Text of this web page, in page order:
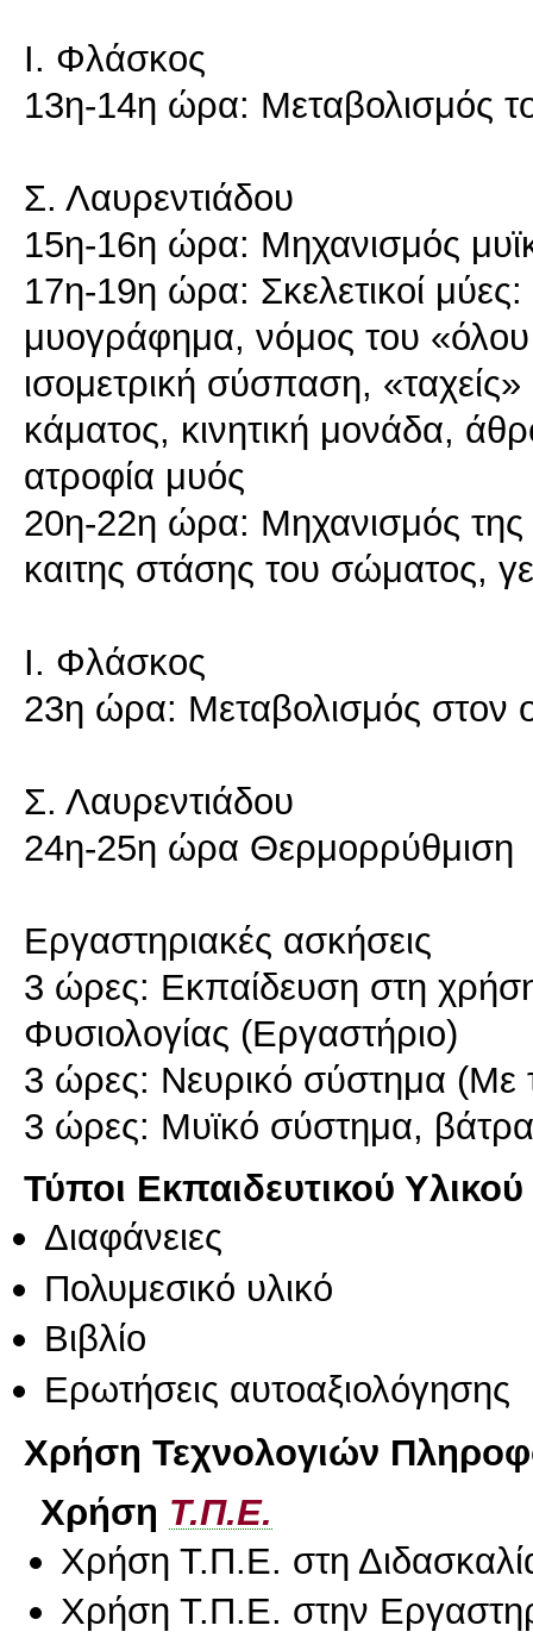
Ι. Φλάσκος
13η-14η ώρα: Μεταβολισμός
Σ. Λαυρεντιάδου
15η-16η ώρα: Μηχανισμός
17η-19η ώρα: Σκελετικοί
μυογράφημα, νόμος του «όλου
ισομετρική σύσπαση,
κάματος, κινητική μονάδα,
ατροφία μυός
20η-22η ώρα: Μηχανισμός της
καιτης στάσης του σώματος,
Ι. Φλάσκος
23η ώρα: Μεταβολισμός στον
Σ. Λαυρεντιάδου
24η-25η ώρα Θερμορρύθμιση
Εργαστηριακές ασκήσεις
3 ώρες: Εκπαίδευση στη
Φυσιολογίας (Εργαστήριο)
3 ώρες: Νευρικό σύστημα (Με
3 ώρες: Μυϊκό σύστημα,
Τύποι Εκπαιδευτικού Υλικού
Διαφάνειες
Πολυμεσικό υλικό
Βιβλίο
Ερωτήσεις αυτοαξιολόγησης
Χρήση Τεχνολογιών
Χρήση Τ.Π.Ε.
Χρήση Τ.Π.Ε. στη
Χρήση Τ.Π.Ε. στην